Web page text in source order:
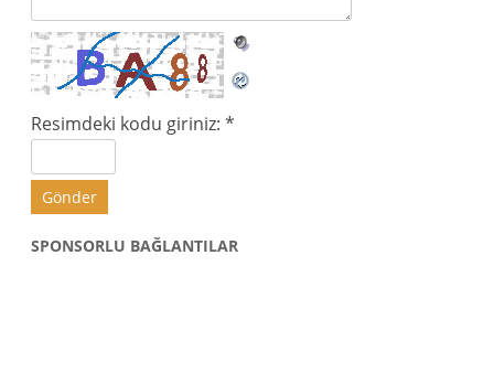
Resimdeki kodu giriniz: *
SPONSORLU BAĞLANTILAR